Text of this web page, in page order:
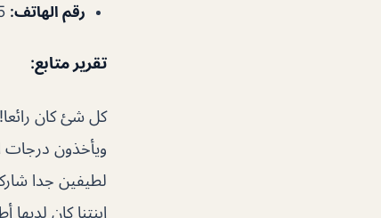
رقم الهاتف:
تقرير متابع:
كل شئ كان رائعا!
ويأخذون درجات
لطيفين جدا
ابنتنا كان